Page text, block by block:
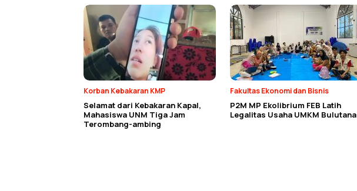
Korban Kebakaran KMP
Selamat dari Kebakaran Kapal,
Mahasiswa UNM Tiga Jam
Terombang-ambing
Fakultas Ekonomi dan Bisnis
P2M MP Ekolibrium FEB Latih
Legalitas Usaha UMKM Bulutana